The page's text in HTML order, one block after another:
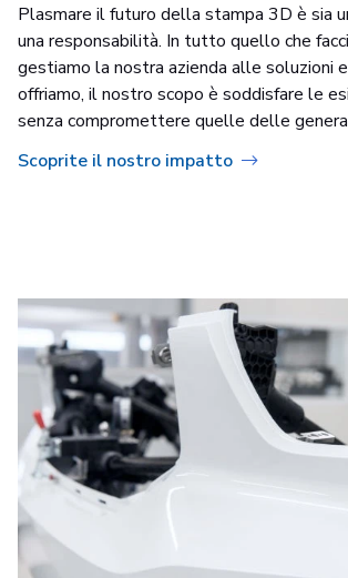
Plasmare il futuro della stampa 3D è sia
una responsabilità. In tutto quello che
gestiamo la nostra azienda alle soluzioni
offriamo, il nostro scopo è soddisfare le
senza compromettere quelle delle
Scoprite il nostro impatto